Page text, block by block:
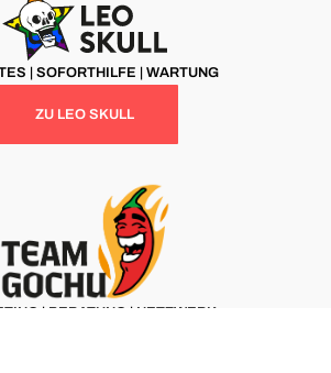
| SOFORTHILFE | WARTUNG
ZU LEO SKULL
| BERATUNG | NETZWERK